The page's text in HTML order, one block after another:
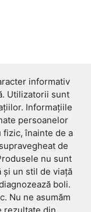
informativ
Utilizatorii sunt
Informațiile
persoanelor
fizic, înainte de a
de
nu sunt
și un stil de viață
boli.
Nu ne asumăm